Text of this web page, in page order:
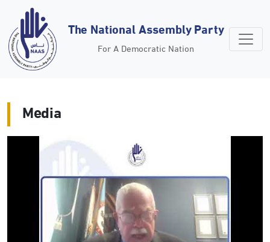
The National Assembly Party
For A Democratic Nation
Media